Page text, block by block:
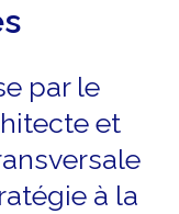
par le
et
à la